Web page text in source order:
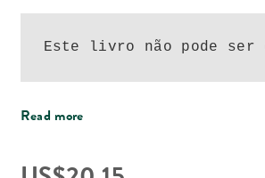
Este livro não pode ser
Read more